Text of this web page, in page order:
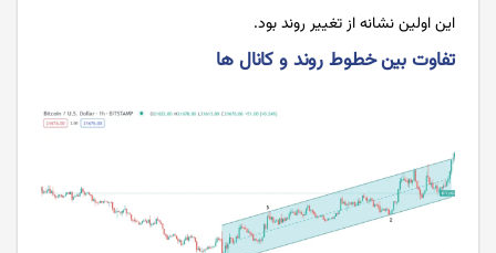
این اولین نشانه از تغییر روند بود.
تفاوت بین خطوط روند و کانال ها